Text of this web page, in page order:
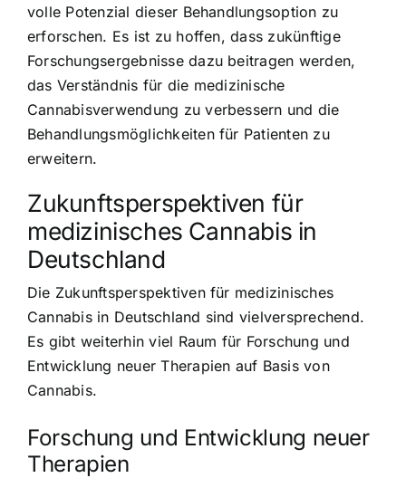
volle Potenzial dieser Behandlungsoption zu
erforschen. Es ist zu hoffen, dass zukünftige
Forschungsergebnisse dazu beitragen werden,
das Verständnis für die medizinische
Cannabisverwendung zu verbessern und die
Behandlungsmöglichkeiten für Patienten zu
erweitern.
Zukunftsperspektiven für
medizinisches Cannabis in
Deutschland
Die Zukunftsperspektiven für medizinisches
Cannabis in Deutschland sind vielversprechend.
Es gibt weiterhin viel Raum für Forschung und
Entwicklung neuer Therapien auf Basis von
Cannabis.
Forschung und Entwicklung neuer
Therapien